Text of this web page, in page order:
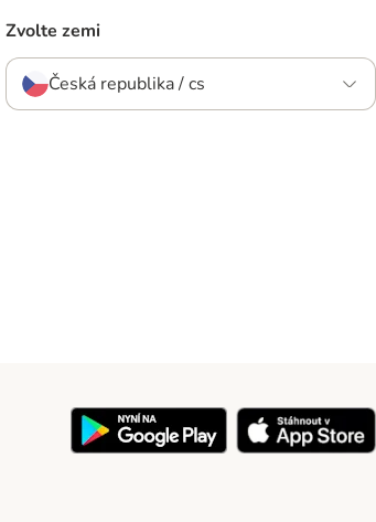
Zvolte zemi
Česká republika / cs